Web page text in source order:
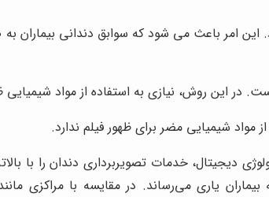
این امر باعث می شود که سوابق دندانی بیماران
این روش، نیازی به استفاده از مواد
مواد شیمیایی مضر برای ظهور فیلم ندارد.
دیجیتال، خدمات تصویربرداری دندان را با
یاری می‌رساند. در مقایسه با مراکزی